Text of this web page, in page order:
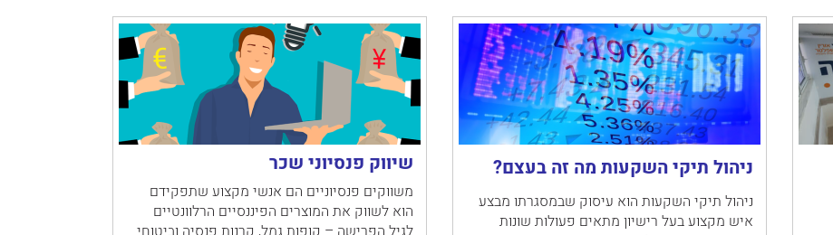
ניהול תיקי השקעות מה זה בעצם?
ניהול תיקי השקעות הוא עיסוק שבמסגרתו מבצע
איש מקצוע בעל רישיון מתאים פעולות שונות
שיווק פנסיוני שכר
משווקים פנסיוניים הם אנשי מקצוע שתפקידם
הוא לשווק את המוצרים הפיננסיים הרלוונטיים